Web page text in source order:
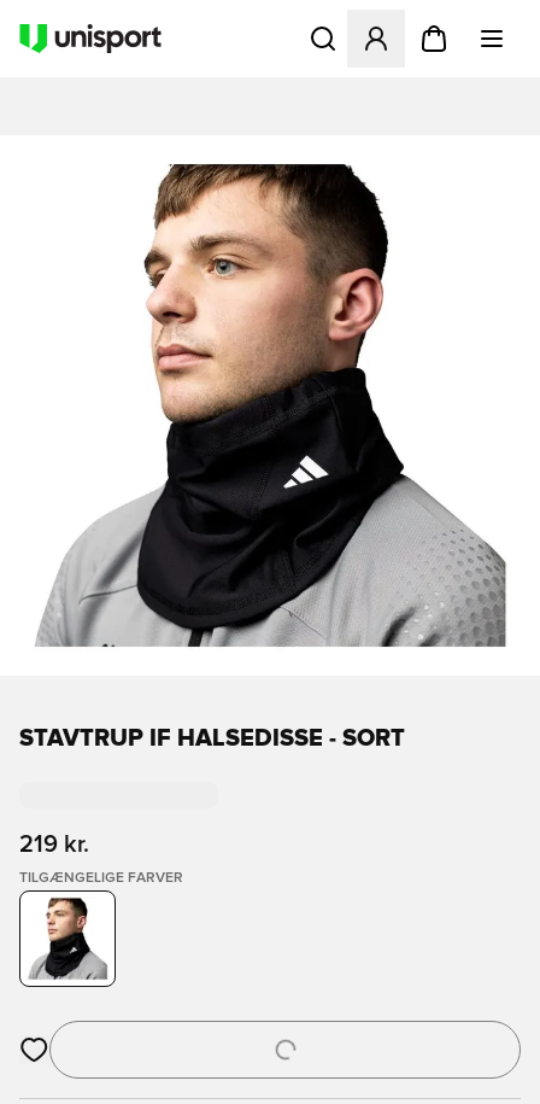
Åbner en Modal til at
STAVTRUP IF HALSEDISSE - SORT
219 kr.
TILGÆNGELIGE FARVER
Åbner en Modal til at logge ind eller tilmelde dig som medlem